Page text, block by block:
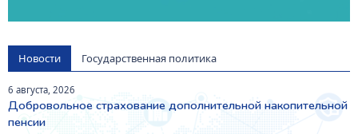
Новости Государственная политика
6 августа, 2026
Добровольное страхование дополнительной накопительной
пенсии